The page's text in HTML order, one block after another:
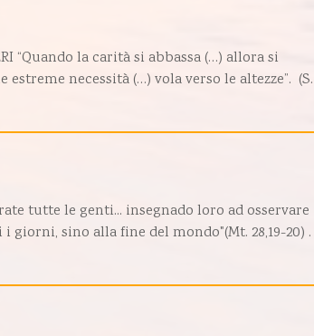
“Quando la carità si abbassa (…) allora si
necessità (…) vola verso le altezze”. (S.
tutte le genti... insegnado loro ad osservare
sino alla fine del mondo"(Mt. 28,19-20) .